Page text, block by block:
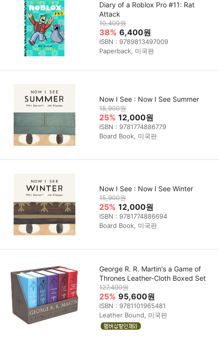
Diary of a Roblox Pro #11: Rat
Attack
10,400원
38% 6,400원
ISBN : 9789813497009
Paperback, 미국판
Now I See : Now I See Summer
15,900원
25% 12,000원
ISBN : 9781774886779
Board Book, 미국판
Now I See : Now I See Winter
15,900원
25% 12,000원
ISBN : 9781774886694
Board Book, 미국판
George R. R. Martin's a Game of
Thrones Leather-Cloth Boxed Set
127,400원
25% 95,600원
ISBN : 9781101965481
Leather Bound, 미국판